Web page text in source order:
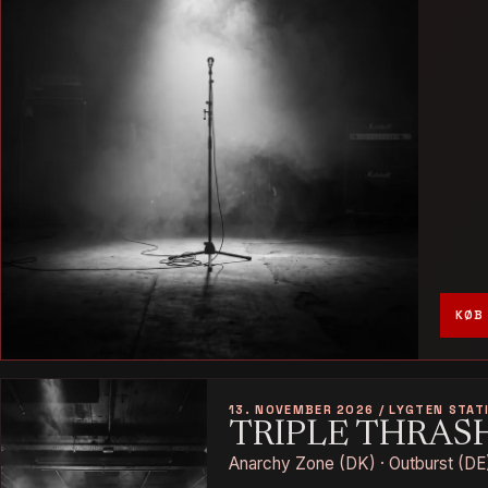
KØB
13. NOVEMBER 2026 / LYGTEN
TRIPLE
Anarchy Zone (DK) · Outburst